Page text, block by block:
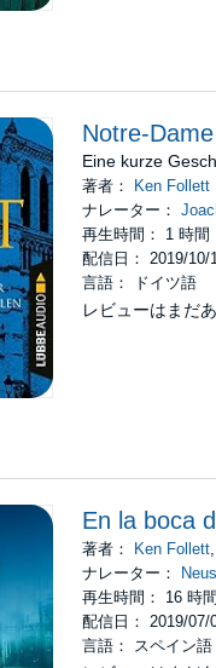
Notre-Dame
Eine kurze
著者：
Ken Follett
ナレーター：
再生時間： 1 時間
配信日： 2019/10/
言語： ドイツ語
レビューはまだ
En la boca
著者： Ken Follett,
ナレーター：
再生時間： 16 時
配信日： 2019/07/
言語： スペイン語